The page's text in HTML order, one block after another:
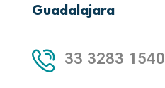
Guadalajara
33 3283 1540